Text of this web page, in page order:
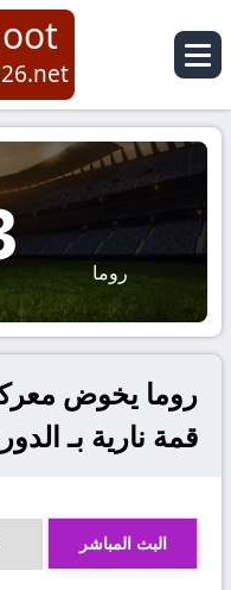
روما
روما يخوض
قمة نارية بـ
البث المباشر